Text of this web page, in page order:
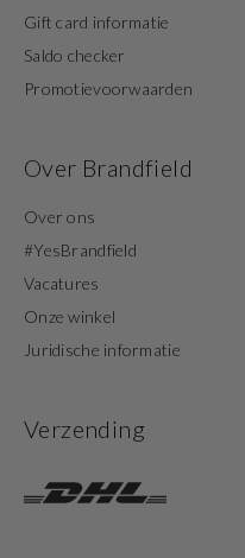
Gift card informatie
Saldo checker
Promotievoorwaarden
Over Brandfield
Over ons
#YesBrandfield
Vacatures
Onze winkel
Juridische informatie
Verzending